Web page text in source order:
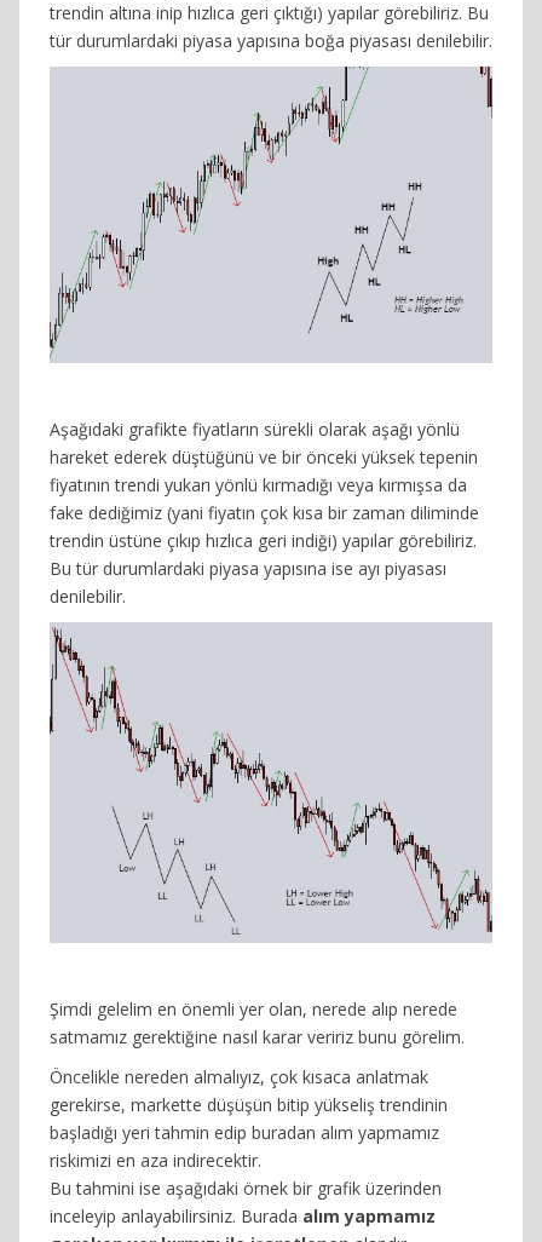
trendin altına inip hızlıca geri çıktığı) yapılar görebiliriz. Bu
tür durumlardaki piyasa yapısına boğa piyasası denilebilir.
Aşağıdaki grafikte fiyatların sürekli olarak aşağı yönlü
hareket ederek düştüğünü ve bir önceki yüksek tepenin
fiyatının trendi yukarı yönlü kırmadığı veya kırmışsa da
fake dediğimiz (yani fiyatın çok kısa bir zaman diliminde
trendin üstüne çıkıp hızlıca geri indiği) yapılar görebiliriz.
Bu tür durumlardaki piyasa yapısına ise ayı piyasası
denilebilir.
Şimdi gelelim en önemli yer olan, nerede alıp nerede
satmamız gerektiğine nasıl karar veririz bunu görelim.
Öncelikle nereden almalıyız, çok kısaca anlatmak
gerekirse, markette düşüşün bitip yükseliş trendinin
başladığı yeri tahmin edip buradan alım yapmamız
riskimizi en aza indirecektir.
Bu tahmini ise aşağıdaki örnek bir grafik üzerinden
inceleyip anlayabilirsiniz. Burada alım yapmamız